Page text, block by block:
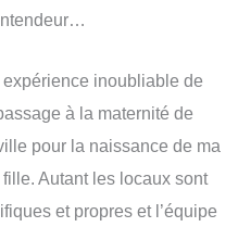
expérience inoubliable de
à la maternité de
pour la naissance de ma
fille. Autant les locaux sont
et propres et l’équipe